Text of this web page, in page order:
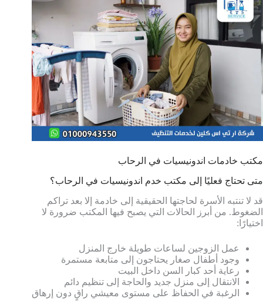
مكتب خادمات اندونيسيات في الرحاب
متى تحتاج فعليًا إلى مكتب خدم اندونيسيات في الرحاب؟
قد لا تنتبه الأسرة لحاجتها الحقيقية إلى خادمة إلا بعد تراكم
الضغوط. من أبرز الحالات التي يصبح فيها المكتب ضرورة لا
اختيارًا:
عمل الزوجين لساعات طويلة خارج المنزل
وجود أطفال صغار يحتاجون إلى متابعة مستمرة
رعاية أحد كبار السن داخل البيت
الانتقال إلى منزل جديد والحاجة إلى تنظيم دائم
الرغبة في الحفاظ على مستوى معيشي راقٍ دون إرهاق